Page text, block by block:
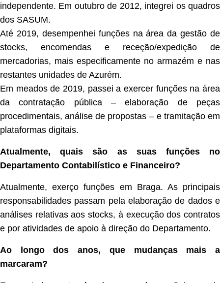
independente. Em outubro de 2012, integrei os quadros
dos SASUM.
Até 2019, desempenhei funções na área da gestão de
stocks, encomendas e receção/expedição de
mercadorias, mais especificamente no armazém e nas
restantes unidades de Azurém.
Em meados de 2019, passei a exercer funções na área
da contratação pública – elaboração de peças
procedimentais, análise de propostas – e tramitação em
plataformas digitais.
Atualmente, quais são as suas funções no
Departamento Contabilístico e Financeiro?
Atualmente, exerço funções em Braga. As principais
responsabilidades passam pela elaboração de dados e
análises relativas aos stocks, à execução dos contratos
e por atividades de apoio à direção do Departamento.
Ao longo dos anos, que mudanças mais a
marcaram?